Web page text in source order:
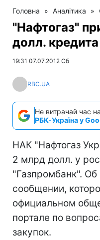
Головна » Аналітика »
"Нафтогаз"
долл.
19:31 07.07.2012 Сб
RBC.UA
Не витрачай час
РБК-Україна у
НАК "Нафтогаз
2 млрд долл. у
"Газпромбанк". Об
сообщении,
официальном
портале по
закупок.